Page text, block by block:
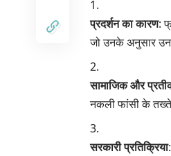
प्रदर्शन का कारण:
जो उनके अनुसार
सामाजिक और
नकली फांसी के
सरकारी प्रतिक्रिया